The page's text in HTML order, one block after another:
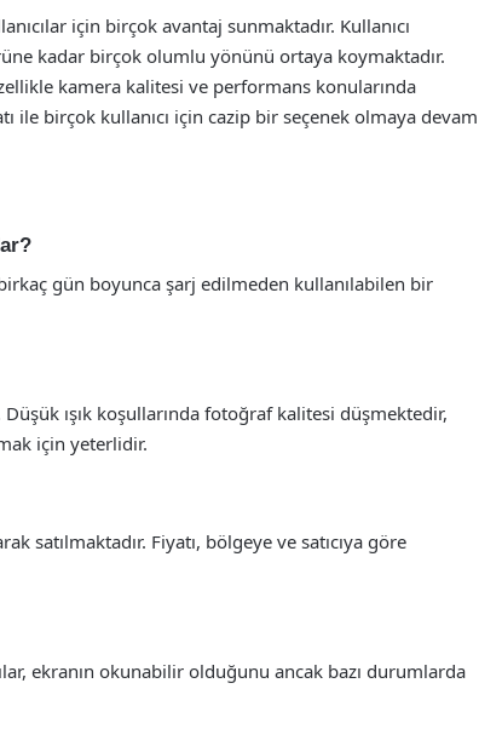
için birçok avantaj sunmaktadır. Kullanıcı
kadar birçok olumlu yönünü ortaya koymaktadır.
kamera kalitesi ve performans konularında
ile birçok kullanıcı için cazip bir seçenek olmaya devam
gün boyunca şarj edilmeden kullanılabilen bir
ışık koşullarında fotoğraf kalitesi düşmektedir,
için yeterlidir.
satılmaktadır. Fiyatı, bölgeye ve satıcıya göre
ekranın okunabilir olduğunu ancak bazı durumlarda